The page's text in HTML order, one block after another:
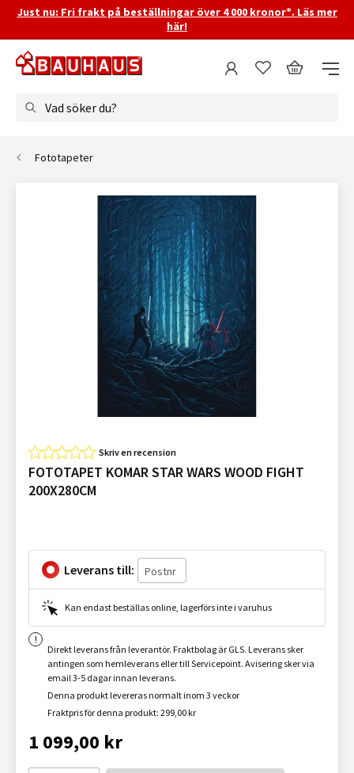
Just nu: Fri frakt på beställningar över 4 000 kronor*. Läs mer
här!
Vad söker du?
Fototapeter
Skriv en recension
FOTOTAPET KOMAR STAR WARS WOOD FIGHT
200X280CM
Leverans till:
Kan endast beställas online, lagerförs inte i varuhus
Direkt leverans från leverantör. Fraktbolag är GLS. Leverans sker
antingen som hemleverans eller till Servicepoint. Avisering sker via
email 3-5 dagar innan leverans.
Denna produkt levereras normalt inom 3 veckor
Fraktpris för denna produkt: 299,00 kr
1 099,00 kr